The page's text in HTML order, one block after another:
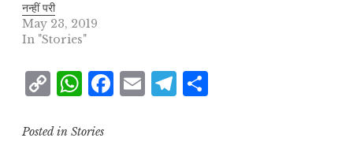
नन्हीं परी
May 23, 2019
In "Stories"
C
p
W
at
F
E
T
Posted in Stories